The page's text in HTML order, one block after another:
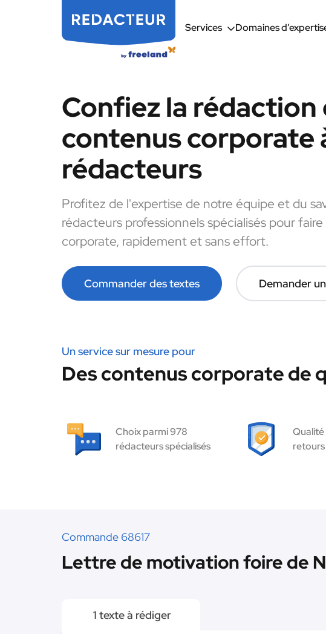
Services Domaines
Confiez la rédaction
contenus corporate
rédacteurs
Profitez de l'expertise de notre équipe et du
rédacteurs professionnels spécialisés pour
corporate, rapidement et sans effort.
Commander des textes Demander
Un service sur mesure pour
Des contenus corporate de
Choix parmi 978
rédacteurs spécialisés
Commande 68617
Lettre de motivation foire de
1 texte à rédiger